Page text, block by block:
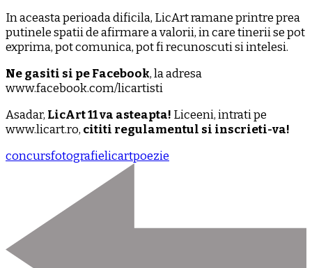
In aceasta perioada dificila, LicArt ramane printre prea
putinele spatii de afirmare a valorii, in care tinerii se pot
exprima, pot comunica, pot fi recunoscuti si intelesi.
Ne gasiti si pe Facebook, la adresa
www.facebook.com/licartisti
Asadar, LicArt 11 va asteapta! Liceeni, intrati pe
www.licart.ro, cititi regulamentul si inscrieti-va!
concursfotografielicartpoezie